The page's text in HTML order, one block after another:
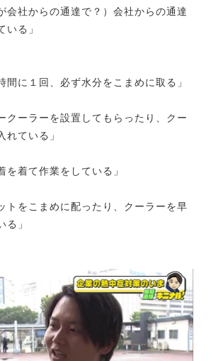
会社からの通達で？）会社からの通達
いる」
間に１回、必ず水分をこまめに取る」
クーラーを設置してもらったり、クー
れている」
を着て作業をしている」
トをこまめに配ったり、クーラーを早
る」